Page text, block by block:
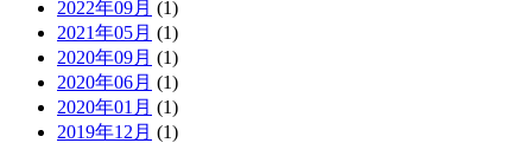
2022年09月 (1)
2021年05月 (1)
2020年09月 (1)
2020年06月 (1)
2020年01月 (1)
2019年12月 (1)